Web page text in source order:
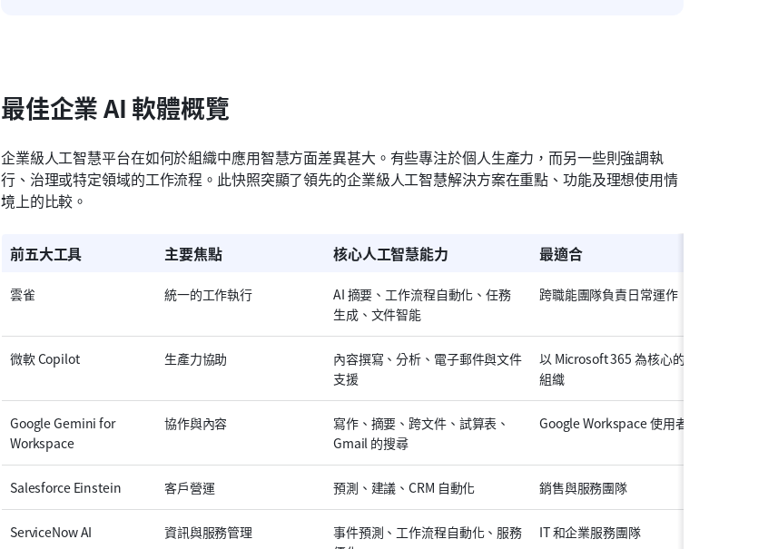
最佳企業 AI 軟體概覽
企業級人工智慧平台在如何於組織中應用智慧方面差異甚大。有些專注於個人生產力，而另一些則強調執
行、治理或特定領域的工作流程。此快照突顯了領先的企業級人工智慧解決方案在重點、功能及理想使用情
境上的比較。
前五大工具 主要焦點 核心人工智慧能力 最適合
雲雀 統一的工作執行
AI 摘要、工作流程自動化、任務
生成、文件智能
跨職能團隊負責日常運作
微軟 Copilot 生產力協助
內容撰寫、分析、電子郵件與文件
支援
以 Microsoft 365 為核心的
組織
Google Gemini for
Workspace
協作與內容
寫作、摘要、跨文件、試算表、
Gmail 的搜尋
Google Workspace 使用者
Salesforce Einstein 客戶營運 預測、建議、CRM 自動化 銷售與服務團隊
ServiceNow AI 資訊與服務管理
事件預測、工作流程自動化、服務
IT 和企業服務團隊